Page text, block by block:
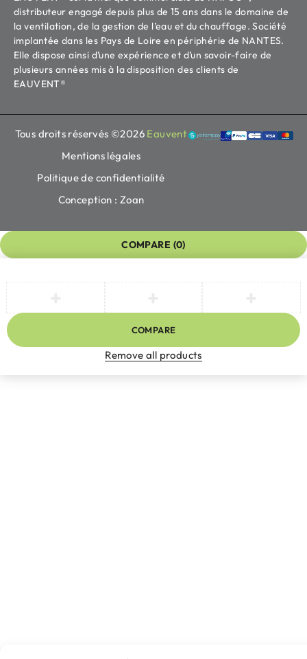
distributeur engagé depuis plus de 15 ans dans le domaine de
la ventilation, de la gestion de l’eau et du chauffage. Société
implantée dans les Pays de Loire en périphérie de NANTES.
Elle dispose ainsi d’une expérience et d’un savoir-faire de
plusieurs années mis à la disposition des clients de
EAUVENT®
Tous droits réservés ©2026 Eauvent
Mentions légales
Politique de confidentialité
Conception : Zoan
COMPARE (0)
COMPARE
Remove all products